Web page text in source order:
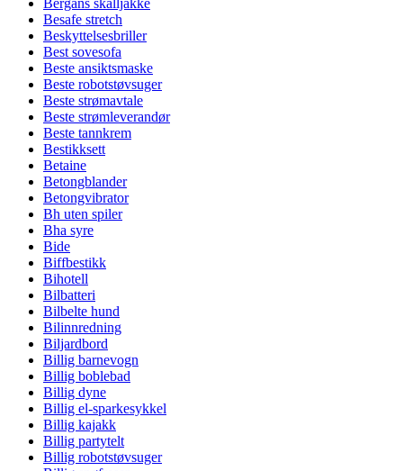
Bergans skalljakke
Besafe stretch
Beskyttelsesbriller
Best sovesofa
Beste ansiktsmaske
Beste robotstøvsuger
Beste strømavtale
Beste strømleverandør
Beste tannkrem
Bestikksett
Betaine
Betongblander
Betongvibrator
Bh uten spiler
Bha syre
Bide
Biffbestikk
Bihotell
Bilbatteri
Bilbelte hund
Bilinnredning
Biljardbord
Billig barnevogn
Billig boblebad
Billig dyne
Billig el-sparkesykkel
Billig kajakk
Billig partytelt
Billig robotstøvsuger